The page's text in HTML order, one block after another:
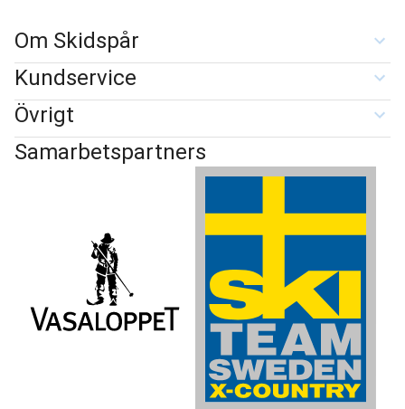
Om Skidspår
Kundservice
Övrigt
Samarbetspartners